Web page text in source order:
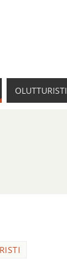
OLUTTURISTI